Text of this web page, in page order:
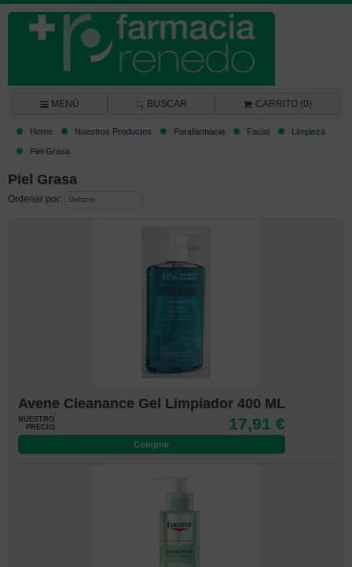
MENÚ BUSCAR CARRITO (0)
Home Nuestros Productos Parafarmacia Facial Limpieza
Piel Grasa
Piel Grasa
Ordenar por:
Avene Cleanance Gel Limpiador 400 ML
NUESTRO
PRECIO
17,91 €
Comprar